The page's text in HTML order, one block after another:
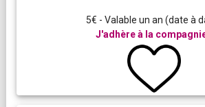
5€ - Valable un an (date à
J'adhère à la